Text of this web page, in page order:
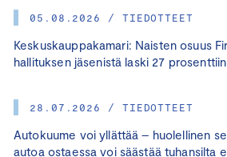
05.08.2026 / TIEDOTTEET
Keskuskauppakamari: Naisten osuus
hallituksen jäsenistä laski 27 prosenttiin
28.07.2026 / TIEDOTTEET
Autokuume voi yllättää – huolellinen
autoa ostaessa voi säästää tuhansilta